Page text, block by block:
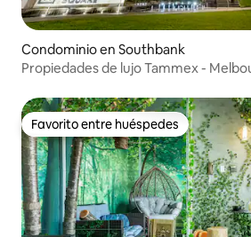
Condominio en Southbank
Propiedades de lujo Tammex -
Favorito entre huéspedes
Favorito entre huéspedes